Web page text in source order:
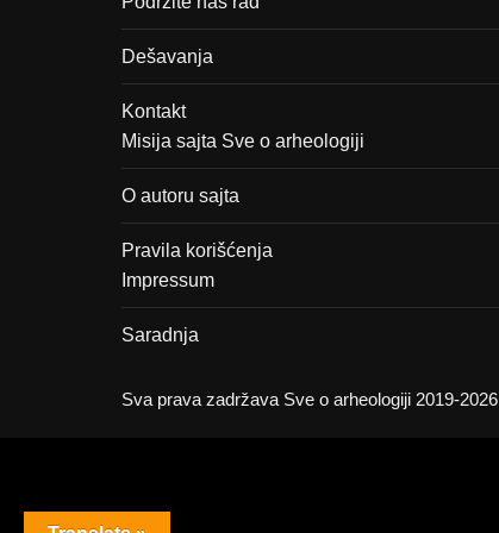
Dešavanja
Kontakt
Misija sajta Sve o arheologiji
O autoru sajta
Pravila korišćenja
Impressum
Saradnja
Sva prava zadržava Sve o arheologiji 2019-2026